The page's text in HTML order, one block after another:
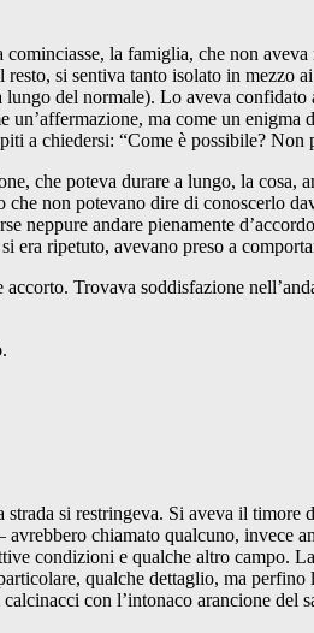
la famiglia, che non
si sentiva tanto isolato in mezzo
lungo del normale). Lo aveva
un’affermazione, ma come un
a chiedersi: “Come è possibile?
che poteva durare a lungo, la cosa,
non potevano dire di conoscerlo
neppure andare pienamente
era ripetuto, avevano preso a
Trovava soddisfazione
strada si restringeva. Si aveva il
avrebbero chiamato qualcuno,
condizioni e qualche altro campo.
qualche dettaglio, ma
con l’intonaco arancione